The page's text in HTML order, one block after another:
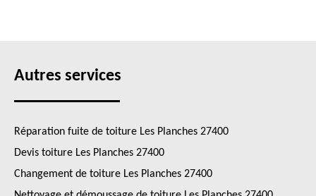
Autres services
Réparation fuite de toiture Les Planches 27400
Devis toiture Les Planches 27400
Changement de toiture Les Planches 27400